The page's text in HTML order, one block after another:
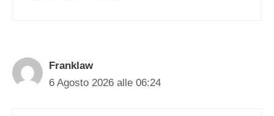
Franklaw
6 Agosto 2026 alle 06:24